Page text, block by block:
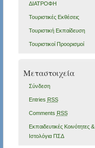
ΔΙΑΤΡΟΦΗ
Τουριστικές Εκθέσεις
Τουριστική Εκπαίδευση
Τουριστικοί Προορισμοί
Μεταστοιχεία
Σύνδεση
Entries RSS
Comments RSS
Εκπαιδευτικές Κοινότητες &
Ιστολόγια ΠΣΔ